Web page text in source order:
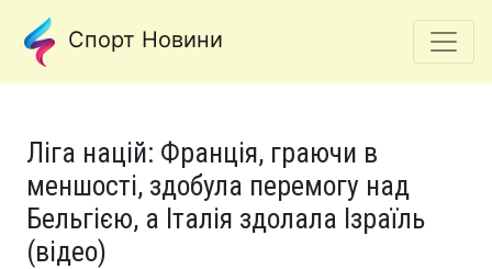
Спорт Новини
Ліга націй: Франція, граючи в
меншості, здобула перемогу над
Бельгією, а Італія здолала Ізраїль
(відео)